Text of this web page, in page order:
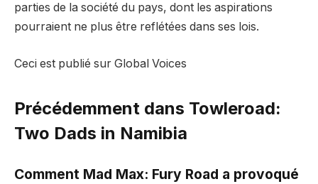
parties de la société du pays, dont les aspirations
pourraient ne plus être reflétées dans ses lois.
Ceci est publié sur Global Voices
Précédemment dans Towleroad:
Two Dads in Namibia
Comment Mad Max: Fury Road a provoqué